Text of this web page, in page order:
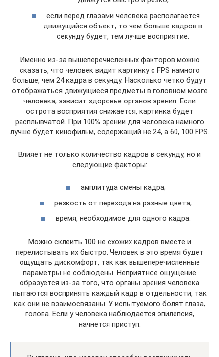
если перед глазами человека располагается
движущийся объект, то чем больше кадров в
секунду будет, тем лучше восприятие.
Именно из-за вышеперечисленных факторов можно
сказать, что человек видит картинку с FPS намного
больше, чем 24 кадра в секунду. Насколько четко будут
отображаться движущиеся предметы в головном мозге
человека, зависит здоровье органов зрения. Если
острота восприятия снижается, картинка будет
расплывчатой. При 100% зрении для человека намного
лучше будет кинофильм, содержащий не 24, а 60, 100 FPS.
Влияет не только количество кадров в секунду, но и
следующие факторы:
амплитуда смены кадра;
резкость от перехода на разные цвета;
время, необходимое для одного кадра.
Можно склеить 100 не схожих кадров вместе и
перелистывать их быстро. Человек в это время будет
ощущать дискомфорт, так как вышеперечисленные
параметры не соблюдены. Неприятное ощущение
образуется из-за того, что органы зрения человека
пытаются воспринять каждый кадр в отдельности, так
как они не взаимосвязаны. У испытуемого болят глаза,
голова. Если у человека наблюдается эпилепсия,
начнется приступ.